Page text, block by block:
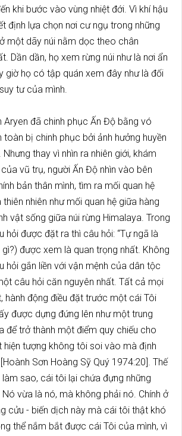
khi bước vào vùng nhiệt đới. Vì khí hậu
định lựa chọn nơi cư ngụ trong những
một dãy núi nằm dọc theo chân
Dần dần, họ xem rừng núi như là nơi ẩn
giờ họ có tập quán xem đây như là đối
tư của mình.
Aryen đã chinh phục Ấn Độ bằng vó
toàn bị chinh phục bởi ảnh hưởng huyền
thay vì nhìn ra nhiên giới, khám
vũ trụ, người Ấn Độ nhìn vào bên
bản thân mình, tìm ra mối quan hệ
nhiên như mối quan hệ giữa hàng
vật sống giữa núi rừng Himalaya. Trong
hỏi được đặt ra thì câu hỏi: “Tự ngã là
gì?) được xem là quan trọng nhất. Không
hỏi gắn liền với vận mệnh của dân tộc
câu hỏi căn nguyên nhất. Tất cả mọi
hành động điều đặt trước một cái Tôi
được dựng đứng lên như một trung
để trở thành một điểm quy chiếu cho
hiện tượng không tôi soi vào mà định
Sơn Hoàng Sỹ Quý 1974:20]. Thế
sao, cái tôi lại chứa đựng những
vừa là nó, mà không phải nó. Chính ở
cửu - biến dịch này mà cái tôi thật khó
thể nắm bắt được cái Tôi của mình, vì